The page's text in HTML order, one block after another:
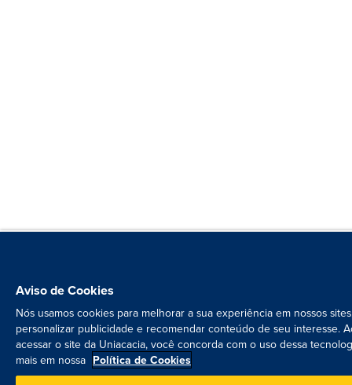
Aviso de Cookies
Nós usamos cookies para melhorar a sua experiência em nossos
personalizar publicidade e recomendar conteúdo de seu interesse.
acessar o site da Uniacacia, você concorda com o uso dessa
mais em nossa Política de Cookies